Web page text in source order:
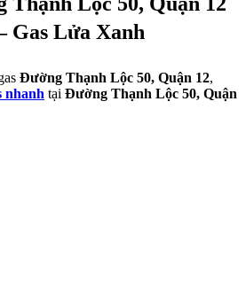
Gas Lửa Xanh
Đường Thạnh Lộc 50, Quận 12,
nhanh tại Đường Thạnh Lộc 50, Quận